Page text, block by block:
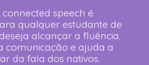
speech é
qualquer estudante de
alcançar a fluência.
comunicação e ajuda a
da fala dos nativos.